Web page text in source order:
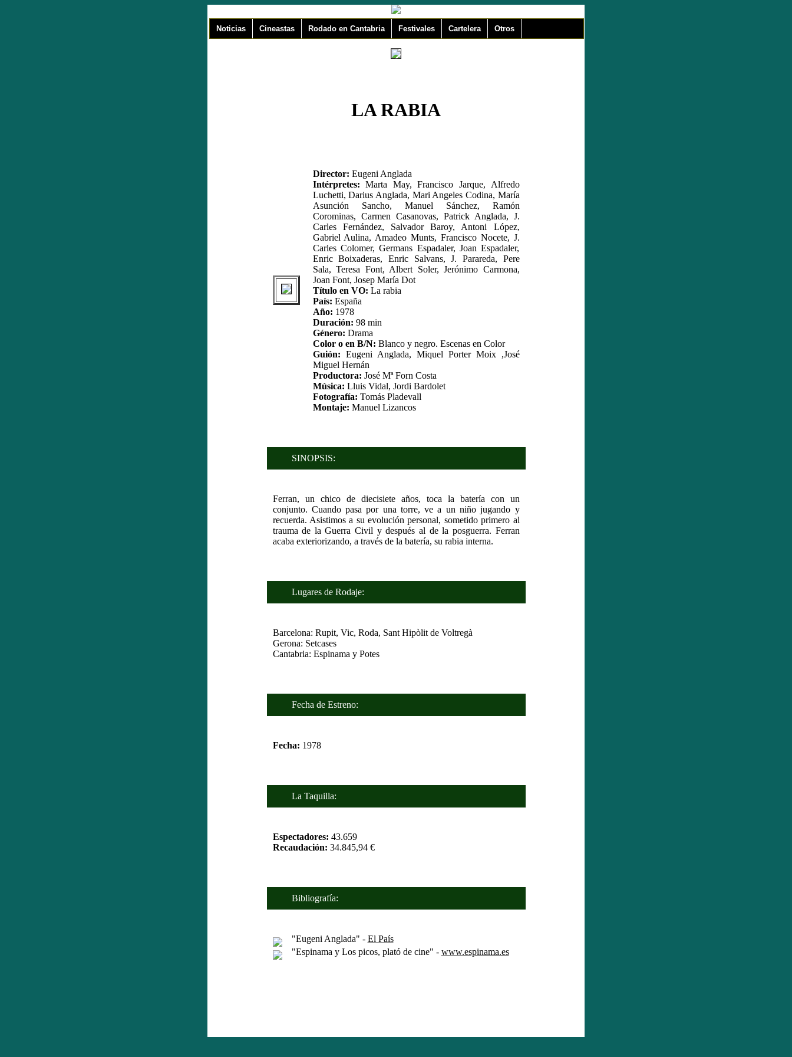
Noticias Cineastas Rodado en Cantabria Festivales Cartelera Otros
LA RABIA
Director: Eugeni Anglada
Intérpretes: Marta May, Francisco Jarque, Alfredo
Luchetti, Darius Anglada, Mari Angeles Codina, María
Asunción Sancho, Manuel Sánchez, Ramón
Corominas, Carmen Casanovas, Patrick Anglada, J.
Carles Fernández, Salvador Baroy, Antoni López,
Gabriel Aulina, Amadeo Munts, Francisco Nocete, J.
Carles Colomer, Germans Espadaler, Joan Espadaler,
Enric Boixaderas, Enric Salvans, J. Parareda, Pere
Sala, Teresa Font, Albert Soler, Jerónimo Carmona,
Joan Font, Josep María Dot
Título en VO: La rabia
País: España
Año: 1978
Duración: 98 min
Género: Drama
Color o en B/N: Blanco y negro. Escenas en Color
Guión: Eugeni Anglada, Miquel Porter Moix ,José
Miguel Hernán
Productora: José Mª Forn Costa
Música: Lluis Vidal, Jordi Bardolet
Fotografía: Tomás Pladevall
Montaje: Manuel Lizancos
SINOPSIS:
Ferran, un chico de diecisiete años, toca la batería con un
conjunto. Cuando pasa por una torre, ve a un niño jugando y
recuerda. Asistimos a su evolución personal, sometido primero al
trauma de la Guerra Civil y después al de la posguerra. Ferran
acaba exteriorizando, a través de la batería, su rabia interna.
Lugares de Rodaje:
Barcelona: Rupit, Vic, Roda, Sant Hipòlit de Voltregà
Gerona: Setcases
Cantabria: Espinama y Potes
Fecha de Estreno:
Fecha: 1978
La Taquilla:
Espectadores: 43.659
Recaudación: 34.845,94 €
Bibliografía:
"Eugeni Anglada" - El País
"Espinama y Los picos, plató de cine" - www.espinama.es